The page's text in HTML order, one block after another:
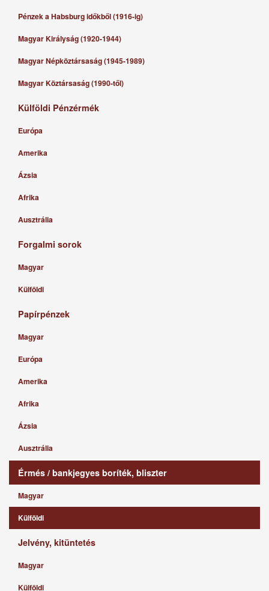
Pénzek a Habsburg időkből (1916-ig)
Magyar Királyság (1920-1944)
Magyar Népköztársaság (1945-1989)
Magyar Köztársaság (1990-től)
Külföldi Pénzérmék
Európa
Amerika
Ázsia
Afrika
Ausztrália
Forgalmi sorok
Magyar
Külföldi
Papírpénzek
Magyar
Európa
Amerika
Afrika
Ázsia
Ausztrália
Érmés / bankjegyes boríték, bliszter
Magyar
Külföldi
Jelvény, kitüntetés
Magyar
Külföldi